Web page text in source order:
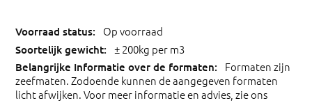
Op voorraad
± 200kg per m3
Formaten zijn
zeefmaten. Zodoende kunnen de aangegeven formaten
licht afwijken. Voor meer informatie en advies, zie ons